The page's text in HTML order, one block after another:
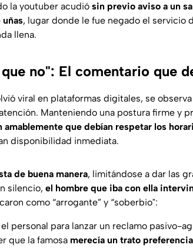
la youtuber acudió sin previo aviso a un
, lugar donde le fue negado el servicio
llena.
no": El comentario que
viral en plataformas digitales, se
Manteniendo una postura firme y
que debían respetar los
disponibilidad inmediata.
de buena manera, limitándose a dar las
silencio, el hombre que iba con ella
como “arrogante” y “soberbio":
personal para lanzar un reclamo pasivo-
que la famosa merecía un trato